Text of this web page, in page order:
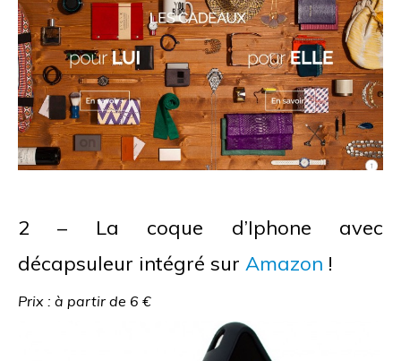
2 – La coque d’Iphone avec
décapsuleur intégré sur Amazon !
Prix : à partir de 6 €